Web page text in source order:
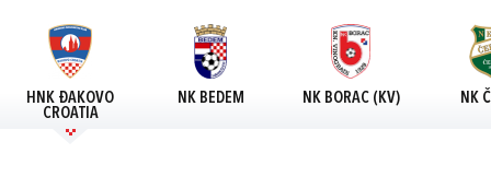
HNK ĐAKOVO
CROATIA
NK BEDEM NK BORAC (KV) NK